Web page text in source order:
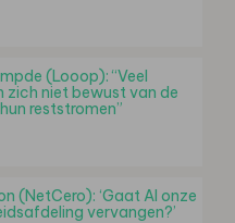
(Looop): “Veel
zich niet bewust van de
reststromen”
(NetCero): ‘Gaat AI onze
vervangen?’